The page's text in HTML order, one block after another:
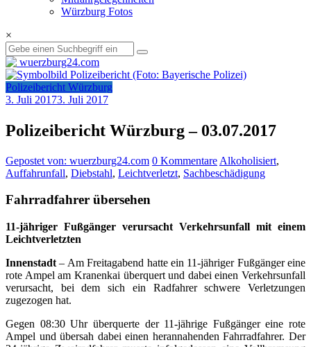
Würzburg Fotos
×
Polizeibericht Würzburg
3. Juli 20173. Juli 2017
Polizeibericht Würzburg – 03.07.2017
Gepostet von: wuerzburg24.com 0 Kommentare Alkoholisiert,
Auffahrunfall, Diebstahl, Leichtverletzt, Sachbeschädigung
Fahrradfahrer übersehen
11-jähriger Fußgänger verursacht Verkehrsunfall mit einem
Leichtverletzten
Innenstadt – Am Freitagabend hatte ein 11-jähriger Fußgänger eine
rote Ampel am Kranenkai überquert und dabei einen Verkehrsunfall
verursacht, bei dem sich ein Radfahrer schwere Verletzungen
zugezogen hat.
Gegen 08:30 Uhr überquerte der 11-jährige Fußgänger eine rote
Ampel und übersah dabei einen herannahenden Fahrradfahrer. Der